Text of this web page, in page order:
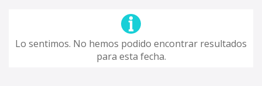
Lo sentimos. No hemos podido encontrar resultados
para esta fecha.